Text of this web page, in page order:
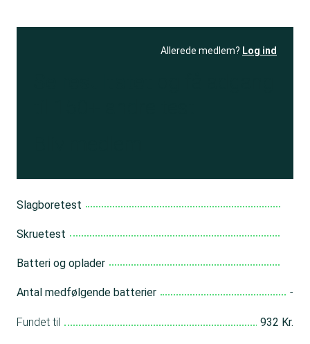
Allerede medlem? Log ind
Slagboretest
Skruetest
Batteri og oplader
Antal medfølgende batterier -
Fundet til 932 Kr.